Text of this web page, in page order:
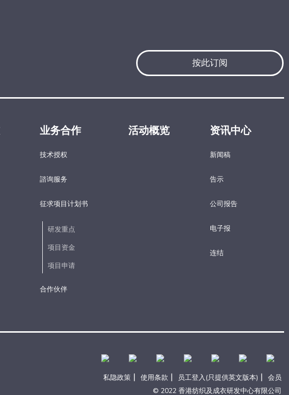
按此订阅
业务合作
技术授权
諮询服务
征求项目计划书
研发重点​
项目资金​
项目申请​
合作伙伴
活动概览 资讯中心
新闻稿
告示
公司报告
电子报​
连结
私隐政策 | 使用条款 | 员工登入(只提供英文版本) | 会员
© 2022 香港纺织及成衣研发中心有限公司